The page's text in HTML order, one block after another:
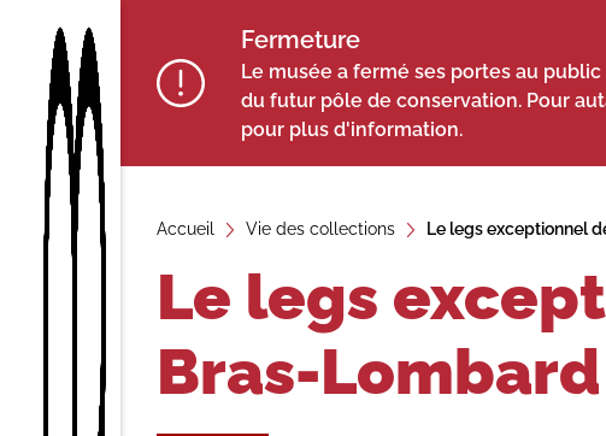
ll
e
a
c
t
e
n
Fermeture
Le musée a fermé ses portes au
du futur pôle de conservation. Pour
pour plus d'information.
Accueil Vie des collections Le legs exceptionnel
Le legs
Bras-